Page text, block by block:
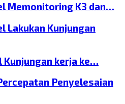
Memonitoring K3 dan…
Lakukan Kunjungan
Kunjungan kerja ke…
Penyelesaian